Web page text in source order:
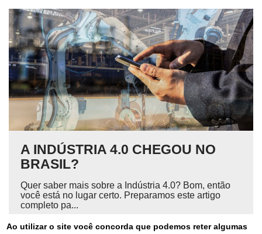
Ao utilizar o site você concorda que podemos reter algumas
A INDÚSTRIA 4.0 CHEGOU NO
BRASIL?
Quer saber mais sobre a Indústria 4.0? Bom, então
você está no lugar certo. Preparamos este artigo
completo pa...